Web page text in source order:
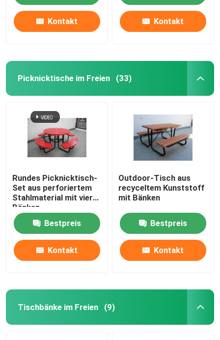
Kontakt Kontakt
Picknicktische im Freien (33)
Rundes Picknicktisch-
Set aus perforiertem
Stahlmaterial mit vier
Bänken
Bestpreis
Kontakt
Outdoor-Tisch aus
recyceltem Kunststoff
mit Bänken
Bestpreis
Kontakt
Tischbänke im Freien (9)